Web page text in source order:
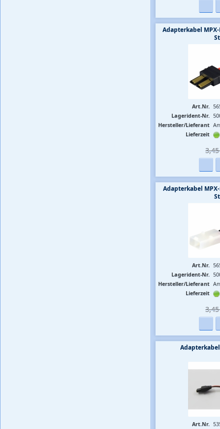
Adapterkabel
Art.Nr.
Lagerident-Nr.
Hersteller/Lieferant
Lieferzeit
3,45
Adapterkabel
Art.Nr.
Lagerident-Nr.
Hersteller/Lieferant
Lieferzeit
3,45
Art.Nr.